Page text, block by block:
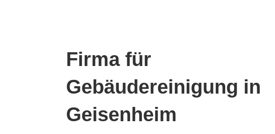
Firma für
Gebäudereinigung in
Geisenheim